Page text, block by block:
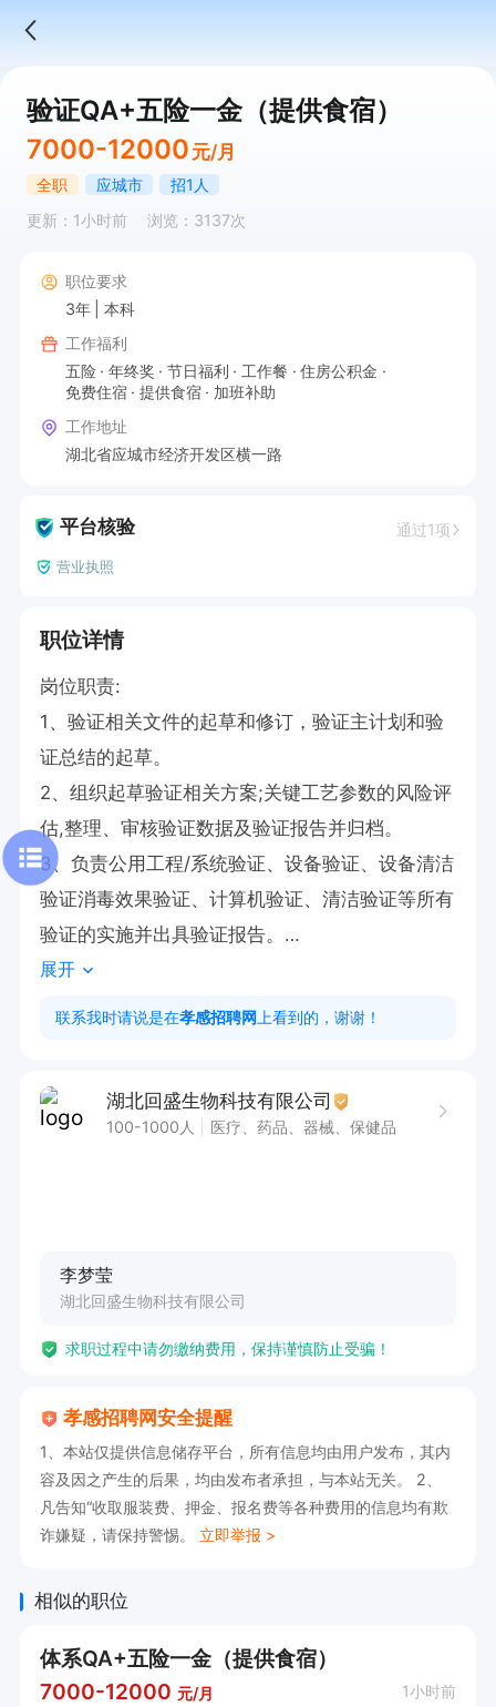
验证QA+五险一金（提供食宿）
7000-12000 元/月
全职 应城市
招1人
更新：1小时前
浏览：3137次
职位要求
3年
本科
工作福利
五险
年终奖 节日福利 工作餐
住房公积金
免费住宿
提供食宿
加班补助
工作地址
湖北省应城市经济开发区横一路
平台核验 通过1项
营业执照
职位详情
岗位职责:
1、验证相关文件的起草和修订，验证主计划和验
证总结的起草。
2、组织起草验证相关方案;关键工艺参数的风险评
估,整理、审核验证数据及验证报告并归档。
3、负责公用工程/系统验证、设备验证、设备清洁
验证消毒效果验证、计算机验证、清洁验证等所有
验证的实施并出具验证报告。
4、监督QC完成检验方法验证。
5、负责验证管理文件、验证用设备仪器SOP的起
6、负责验证工作中变更、偏差的监督、管理,并负
岗位要求:
本科及以上学历，制药行业QA验证岗位3年以上工
2、熟悉药品GMP的质量管理体系相关知识，能起
草或修订验证类的文件。
3、胜任确认与验证的工作，独立起草验证方案和
报告且能独立完成验证与确认的工作。
力，较好的团队合作精神
展开
联系我时请说是在孝感招聘网 上看到的，谢谢！
湖北回盛生物科技有限公司
100-1000人 医疗、药品、器械、保健品
李梦莹
湖北回盛生物科技有限公司
求职过程中请勿缴纳费用，保持谨慎防止受骗！
孝感招聘网安全提醒
1、本站仅提供信息储存平台，所有信息均由用户发布，其内
容及因之产生的后果，均由发布者承担，与本站无关。 2、
凡告知“收取服装费、押金、报名费等各种费用的信息均有欺
诈嫌疑，请保持警惕。 立即举报 >
相似的职位
体系QA+五险一金（提供食宿）
7000-12000 元/月 1小时前